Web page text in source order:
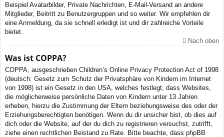
Beispiel Avatarbilder, Private Nachrichten, E-Mail-Versand an andere
Mitglieder, Beitritt zu Benutzergruppen und so weiter. Wir empfehlen dir
eine Anmeldung, da sie schnell erledigt ist und dir zahlreiche Vorteile
bietet.
Nach oben
Was ist COPPA?
COPPA, ausgeschrieben Children’s Online Privacy Protection Act of 1998
(deutsch: Gesetz zum Schutz der Privatsphäre von Kindern im Internet
von 1998) ist ein Gesetz in den USA, welches festlegt, dass Websites,
die möglicherweise persönliche Daten von Kindern unter 13 Jahren
erheben, hierzu die Zustimmung der Eltern beziehungsweise des oder der
Erziehungsberechtigten benötigen. Wenn du dir unsicher bist, ob dies auf
dich oder die Website, auf der du dich zu registrieren versuchst, zutrifft,
ziehe einen rechtlichen Beistand zu Rate. Bitte beachte, dass phpBB